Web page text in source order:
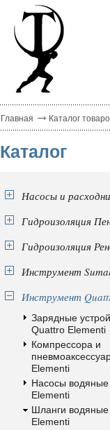
Главная Каталог
Каталог
Насосы и
Гидроизоляция
Гидроизоляция
Инструмент
Инструмент
Зарядные
Quattro Elementi
Компрессора и
Elementi
Насосы
Elementi
Шланги
Elementi